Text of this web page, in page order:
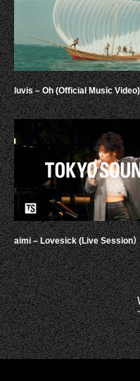
luvis – Oh (Official Music Video)
aimi – Lovesick (Live Session